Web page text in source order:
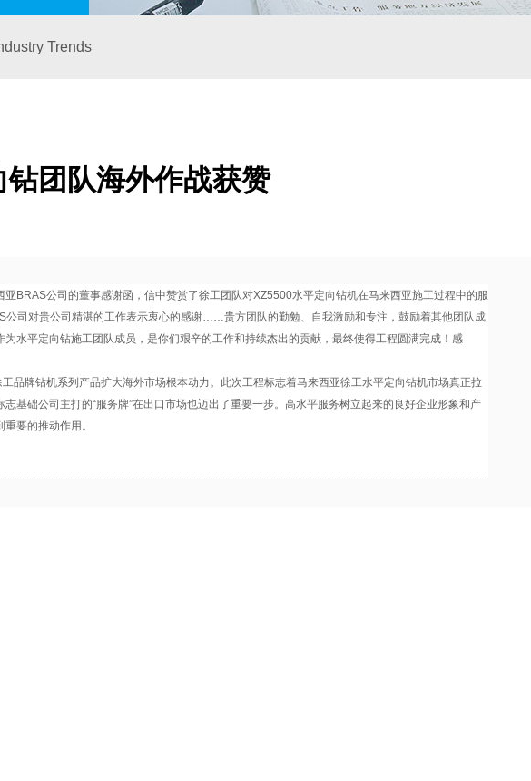
Trends
团队海外作战获赞
亚BRAS公司的董事感谢函，信中赞赏了徐工团队对XZ5500水平定向钻机在马来西亚施工过程中的服
公司对贵公司精湛的工作表示衷心的感谢……贵方团队的勤勉、自我激励和专注，鼓励着其他团队成
为水平定向钻施工团队成员，是你们艰辛的工作和持续杰出的贡献，最终使得工程圆满完成！感
牌钻机系列产品扩大海外市场根本动力。此次工程标志着马来西亚徐工水平定向钻机市场真正拉
基础公司主打的“服务牌”在出口市场也迈出了重要一步。高水平服务树立起来的良好企业形象和产
要的推动作用。